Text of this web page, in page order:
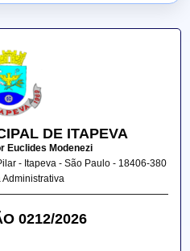
DE ITAPEVA
Euclides Modenezi
- Itapeva - São Paulo - 18406-380
Administrativa
0212/2026